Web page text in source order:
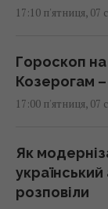
17:10 п'ятниця, 07
Гороскоп
Козерогам –
17:00 п'ятниця, 07
Як
розповіли